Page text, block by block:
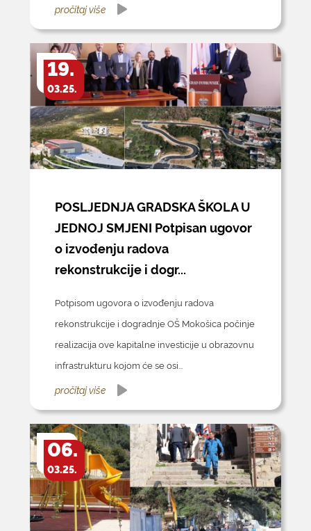
pročitaj više
19.
03.25.
POSLJEDNJA GRADSKA ŠKOLA U
JEDNOJ SMJENI Potpisan ugovor
o izvođenju radova
rekonstrukcije i dogr...
Potpisom ugovora o izvođenju radova
rekonstrukcije i dogradnje OŠ Mokošica počinje
realizacija ove kapitalne investicije u obrazovnu
infrastrukturu kojom će se osi...
pročitaj više
06.
03.25.